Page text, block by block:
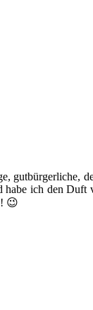
gutbürgerliche,
ich den
😉